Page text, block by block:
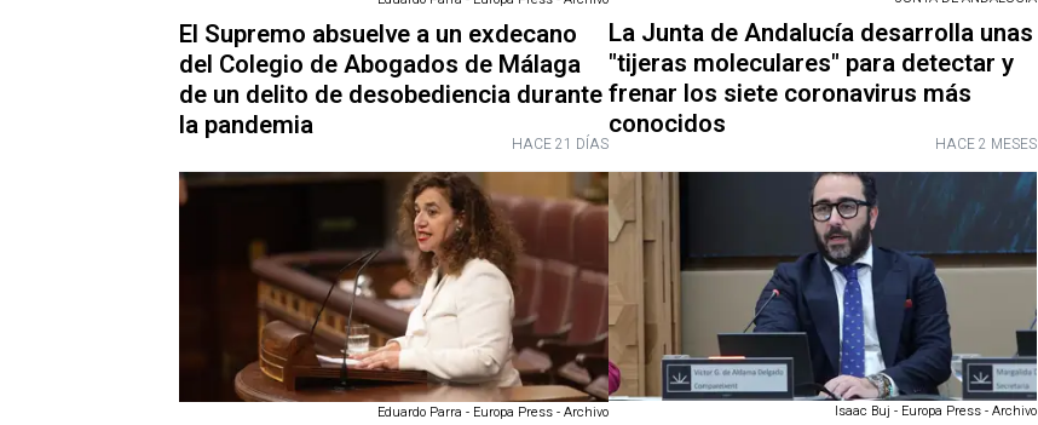
El Supremo absuelve a un exdecano
del Colegio de Abogados de Málaga
de un delito de desobediencia durante
la pandemia
HACE 21 DÍAS
La Junta de Andalucía desarrolla unas
"tijeras moleculares" para detectar y
frenar los siete coronavirus más
conocidos
HACE 2 MESES
Eduardo Parra - Europa Press - Archivo Isaac Buj - Europa Press - Archivo